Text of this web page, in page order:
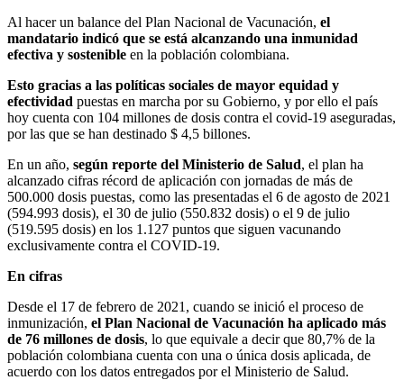
Al hacer un balance del Plan Nacional de Vacunación, el
mandatario indicó que se está alcanzando una inmunidad
efectiva y sostenible en la población colombiana.
Esto gracias a las políticas sociales de mayor equidad y
efectividad puestas en marcha por su Gobierno, y por ello el país
hoy cuenta con 104 millones de dosis contra el covid-19 aseguradas,
por las que se han destinado $ 4,5 billones.
En un año, según reporte del Ministerio de Salud, el plan ha
alcanzado cifras récord de aplicación con jornadas de más de
500.000 dosis puestas, como las presentadas el 6 de agosto de 2021
(594.993 dosis), el 30 de julio (550.832 dosis) o el 9 de julio
(519.595 dosis) en los 1.127 puntos que siguen vacunando
exclusivamente contra el COVID-19.
En cifras
Desde el 17 de febrero de 2021, cuando se inició el proceso de
inmunización, el Plan Nacional de Vacunación ha aplicado más
de 76 millones de dosis, lo que equivale a decir que 80,7% de la
población colombiana cuenta con una o única dosis aplicada, de
acuerdo con los datos entregados por el Ministerio de Salud.